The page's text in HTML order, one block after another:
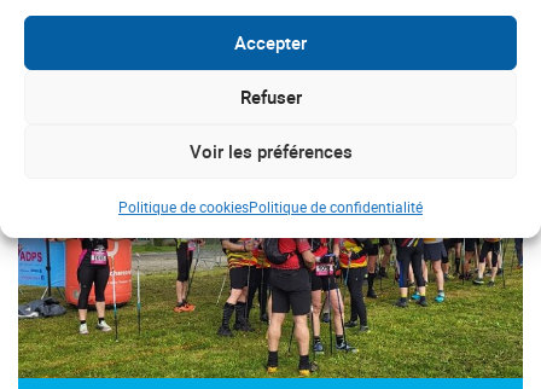
Accepter
Refuser
Voir les préférences
Politique de cookiesPolitique de confidentialité